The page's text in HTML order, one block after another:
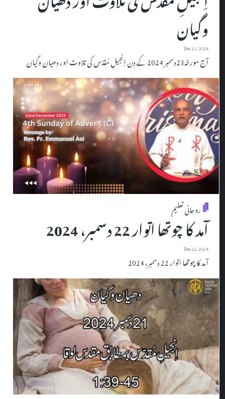
وگیان
Dec 23, 2024
آج مورخہ23دسمبر 2024 کے دِن اِنجیلِ مُقدّس کی تلاوت اور دھیان وگیان
روحانی تعلیم
آمد کا چوتھا اتوار 22 دسمبر، 2024
Dec 22, 2024
آمد کا چوتھا اتوار 22 دسمبر، 2024